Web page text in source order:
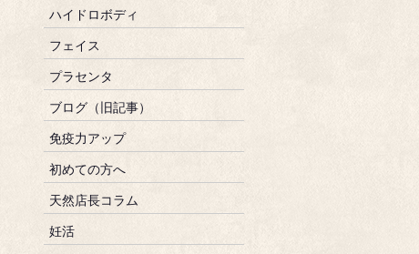
ハイドロボディ
フェイス
プラセンタ
ブログ（旧記事）
免疫力アップ
初めての方へ
天然店長コラム
妊活